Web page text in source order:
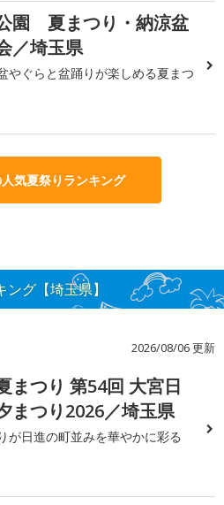
園 夏まつり・納涼盆
／埼玉県
やぐらと盆踊りが楽しめる夏まつ
気夏祭りランキング
グ【埼玉県】
2026/08/06 更新
まつり 第54回 大宮日
まつり2026／埼玉県
が日進の町並みを華やかに彩る